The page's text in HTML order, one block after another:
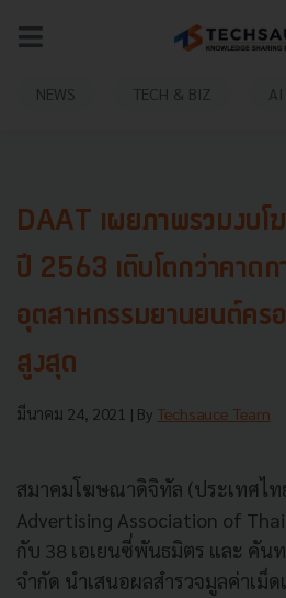
NEWS TECH & BIZ AI
DAAT เผยภาพรวมงบ
ปี 2563 เติบโตกว่าคาด
อุตสาหกรรมยานยนต์คร
สูงสุด
มีนาคม 24, 2021 | By Techsauce Team
สมาคมโฆษณาดิจิทัล (ประเทศไท
Advertising Association of
กับ 38 เอเยนซี่พันธมิตร และ คัน
จำกัด นำเสนอผลสำรวจมูลค่าเ